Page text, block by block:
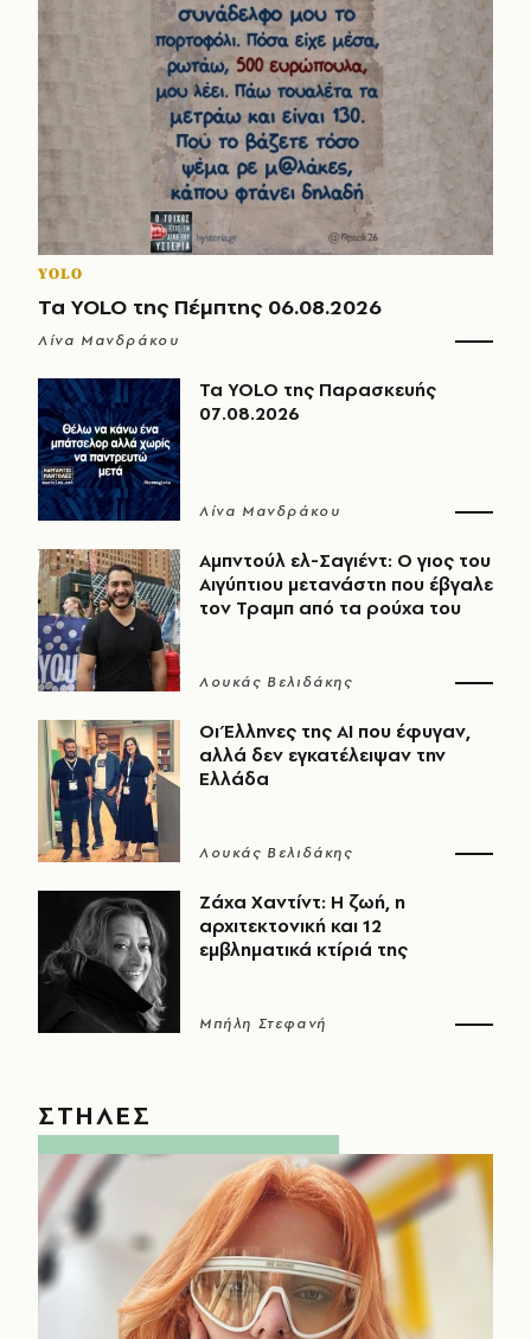
YOLO
Τα YOLO της Πέμπτης 06.08.2026
Λίνα Μανδράκου
Τα YOLO της Παρασκευής
07.08.2026
Λίνα Μανδράκου
Αμπντούλ ελ-Σαγιέντ: Ο γιος του
Αιγύπτιου μετανάστη που έβγαλε
τον Τραμπ από τα ρούχα του
Λουκάς Βελιδάκης
Οι Έλληνες της ΑΙ που έφυγαν,
αλλά δεν εγκατέλειψαν την
Ελλάδα
Λουκάς Βελιδάκης
Ζάχα Χαντίντ: Η ζωή, η
αρχιτεκτονική και 12
εμβληματικά κτίριά της
Μπήλη Στεφανή
ΣΤΗΛΕΣ